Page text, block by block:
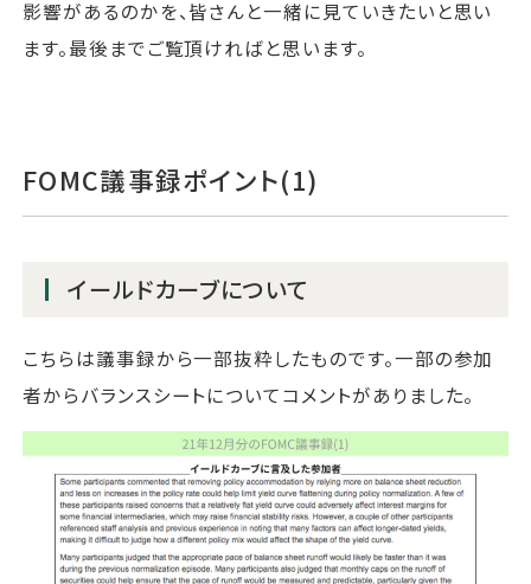
影響があるのかを、皆さんと一緒に見ていきたいと思い
ます。最後までご覧頂ければと思います。
FOMC議事録ポイント(1)
イールドカーブについて
こちらは議事録から一部抜粋したものです。一部の参加
者からバランスシートについてコメントがありました。